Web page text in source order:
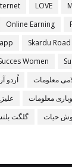
LOVE
Online Earning
Skardu Road
Women
اُردو معلومات
معلومات
گلگت حیات